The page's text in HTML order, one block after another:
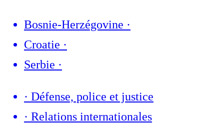
Bosnie-Herzégovine ·
Croatie ·
Serbie ·
· Défense, police et justice
· Relations internationales